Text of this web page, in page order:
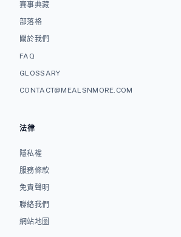
賽事典藏
部落格
關於我們
FAQ
GLOSSARY
CONTACT@MEALSNMORE.COM
法律
隱私權
服務條款
免責聲明
聯絡我們
網站地圖